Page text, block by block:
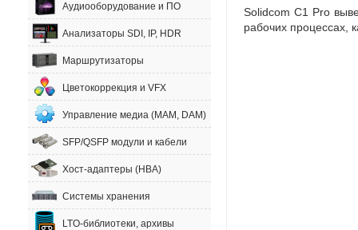
Аудиооборудование и ПО
Анализаторы SDI, IP, HDR
Маршрутизаторы
Цветокоррекция и VFX
Управление медиа (MAM, DAM)
SFP/QSFP модули и кабели
Хост-адаптеры (HBA)
Системы хранения
LTO-библиотеки, архивы
Solidcom C1 Pro
рабочих процессах